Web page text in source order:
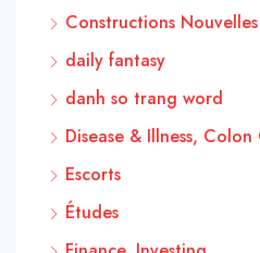
Constructions Nouvelles
daily fantasy
danh so trang word
Disease & Illness,
Escorts
Études